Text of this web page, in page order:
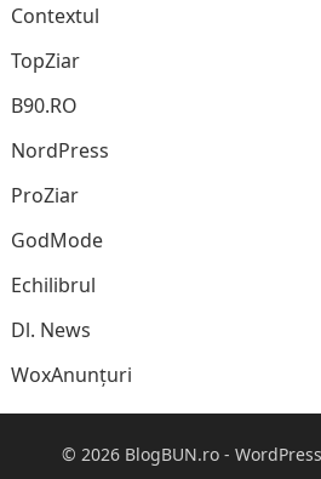
Contextul
TopZiar
B90.RO
NordPress
ProZiar
GodMode
Echilibrul
Dl. News
WoxAnunțuri
© 2026 BlogBUN.ro -